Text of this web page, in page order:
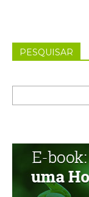
PESQUISAR